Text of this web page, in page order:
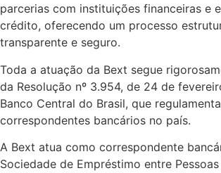
parcerias com instituições financeiras e
crédito, oferecendo um processo
transparente e seguro.
Toda a atuação da Bext segue
da Resolução nº 3.954, de 24 de
Banco Central do Brasil, que
correspondentes bancários no país.
A Bext atua como correspondente
Sociedade de Empréstimo entre Pessoas